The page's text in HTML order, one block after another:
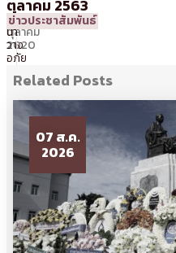
ตุลาคม 2563
16
ตุลาคม
2020
17:02 น.
โดย
สุพรรณ
นา
วาง
อภัย
ข่าวประชาสัมพันธ์
Related Posts
07 ส.ค.
2026